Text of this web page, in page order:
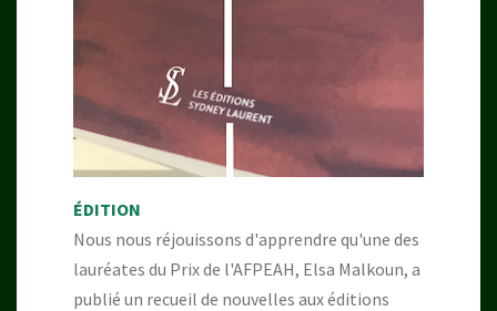
ÉDITION
Nous nous réjouissons d'apprendre qu'une des
lauréates du Prix de l'AFPEAH, Elsa Malkoun, a
publié un recueil de nouvelles aux éditions